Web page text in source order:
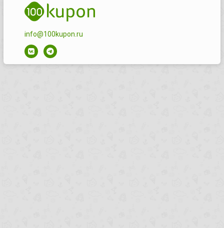
info@100kupon.ru